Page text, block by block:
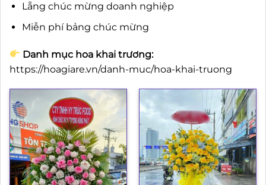
Lẵng chúc mừng doanh nghiệp
Miễn phí bảng chúc mừng
Danh mục hoa khai trương:
https://hoagiare.vn/danh-muc/hoa-khai-truong